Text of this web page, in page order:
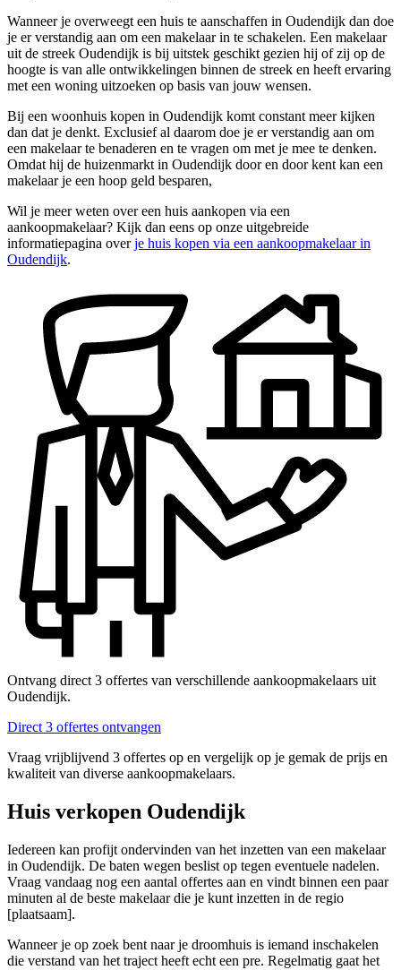
Wanneer je overweegt een huis te aanschaffen in Oudendijk dan doe
je er verstandig aan om een makelaar in te schakelen. Een makelaar
uit de streek Oudendijk is bij uitstek geschikt gezien hij of zij op de
hoogte is van alle ontwikkelingen binnen de streek en heeft ervaring
met een woning uitzoeken op basis van jouw wensen.
Bij een woonhuis kopen in Oudendijk komt constant meer kijken
dan dat je denkt. Exclusief al daarom doe je er verstandig aan om
een makelaar te benaderen en te vragen om met je mee te denken.
Omdat hij de huizenmarkt in Oudendijk door en door kent kan een
makelaar je een hoop geld besparen,
Wil je meer weten over een huis aankopen via een
aankoopmakelaar? Kijk dan eens op onze uitgebreide
informatiepagina overje huis kopen via een aankoopmakelaar in
Oudendijk.
Ontvang direct 3 offertes van verschillende aankoopmakelaars uit
Oudendijk.
Direct 3 offertes ontvangen
Vraag vrijblijvend 3 offertes op en vergelijk op je gemak de prijs en
kwaliteit van diverse aankoopmakelaars.
Huis verkopen Oudendijk
Iedereen kan profijt ondervinden van het inzetten van een makelaar
in Oudendijk. De baten wegen beslist op tegen eventuele nadelen.
Vraag vandaag nog een aantal offertes aan en vindt binnen een paar
minuten al de beste makelaar die je kunt inzetten in de regio
[plaatsaam].
Wanneer je op zoek bent naar je droomhuis is iemand inschakelen
die verstand van het traject heeft echt een pre. Regelmatig gaat het